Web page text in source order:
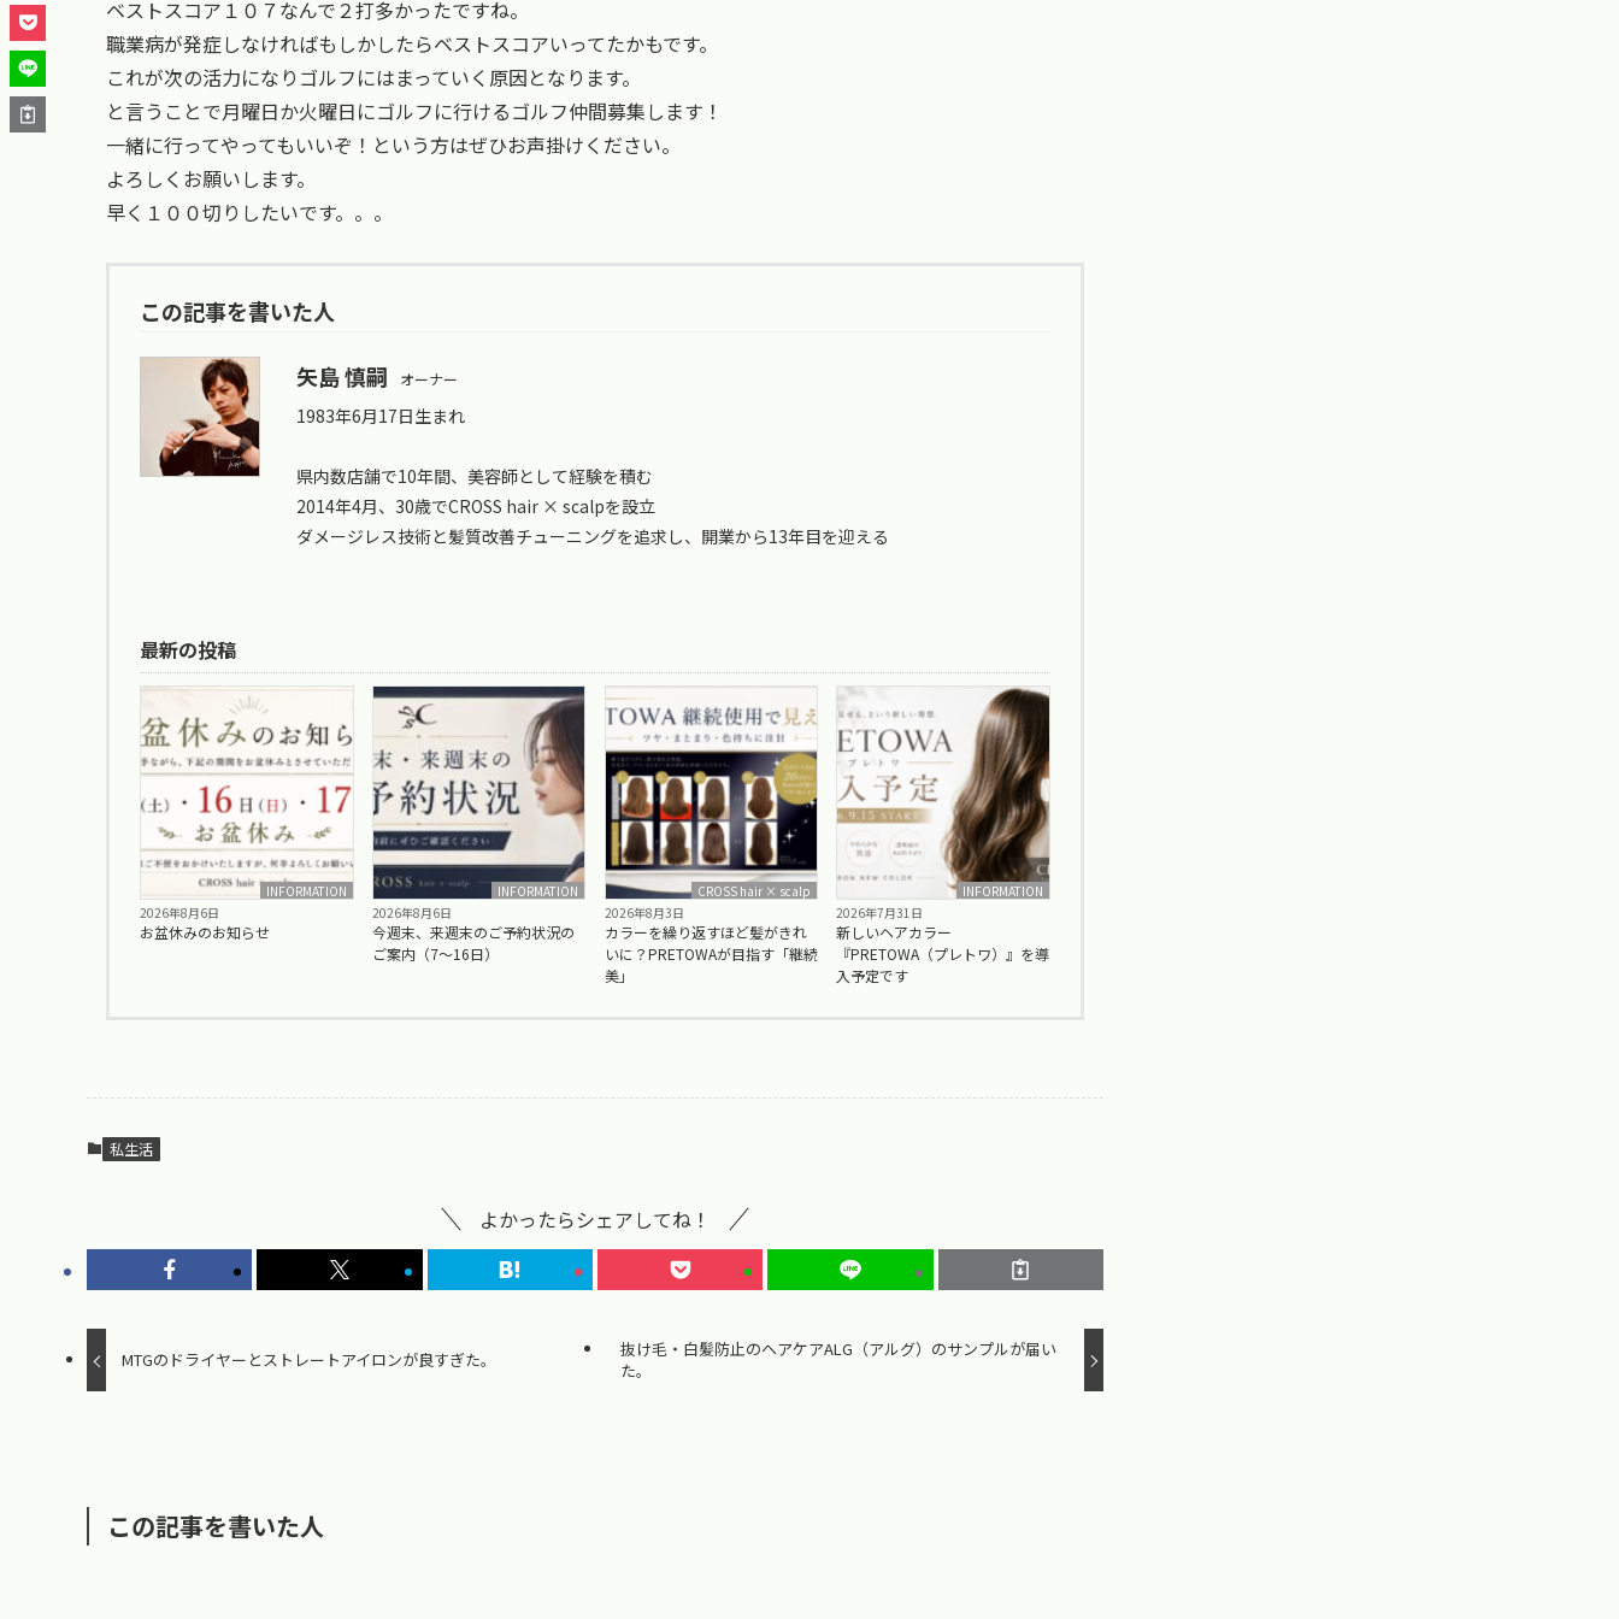
ベストスコア１０７なんで２打多かったですね。
職業病が発症しなければもしかしたらベストスコアいってたかもです。
これが次の活力になりゴルフにはまっていく原因となります。
と言うことで月曜日か火曜日にゴルフに行けるゴルフ仲間募集します！
一緒に行ってやってもいいぞ！という方はぜひお声掛けください。
よろしくお願いします。
早く１００切りしたいです。。。
この記事を書いた人
矢島 慎嗣 オーナー
1983年6月17日生まれ
県内数店舗で10年間、美容師として経験を積む
2014年4月、30歳でCROSS hair × scalpを設立
ダメージレス技術と髪質改善チューニングを追求し、開業から13年目を迎える
最新の投稿
INFORMATION
2026年8月6日
お盆休みのお知らせ
INFORMATION
2026年8月6日
今週末、来週末のご予約状況の
ご案内（7〜16日）
CROSS hair × scalp
2026年8月3日
カラーを繰り返すほど髪がきれ
いに？PRETOWAが目指す「継続
美」
INFORMATION
2026年7月31日
新しいヘアカラー
『PRETOWA（プレトワ）』を導
入予定です
私生活
よかったらシェアしてね！
MTGのドライヤーとストレートアイロンが良すぎた。
抜け毛・白髪防止のヘアケアALG（アルグ）のサンプルが届い
た。
この記事を書いた人